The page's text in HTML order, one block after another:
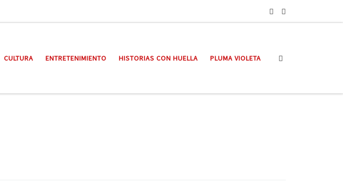
CULTURA ENTRETENIMIENTO HISTORIAS CON HUELLA PLUMA VIOLETA